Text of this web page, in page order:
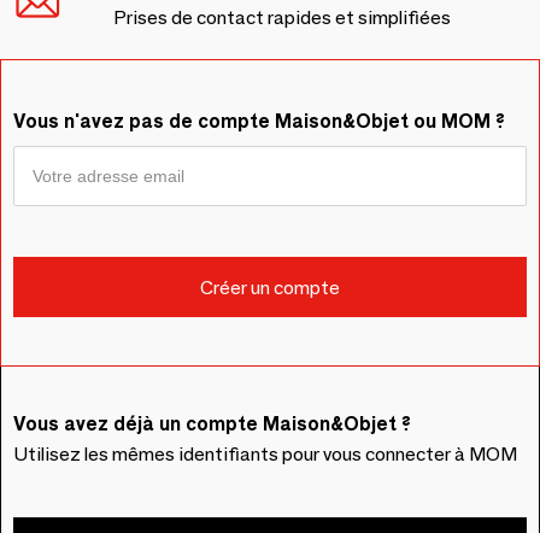
Prises de contact rapides et simplifiées
Vous n'avez pas de compte Maison&Objet ou MOM ?
Vous avez déjà un compte Maison&Objet ?
Utilisez les mêmes identifiants pour vous connecter à MOM